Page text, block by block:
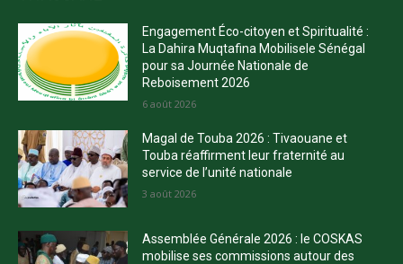
Engagement Éco-citoyen et Spiritualité :
La Dahira Muqtafina Mobilisele Sénégal
pour sa Journée Nationale de
Reboisement 2026
6 août 2026
Magal de Touba 2026 : Tivaouane et
Touba réaffirment leur fraternité au
service de l’unité nationale
3 août 2026
Assemblée Générale 2026 : le COSKAS
mobilise ses commissions autour des